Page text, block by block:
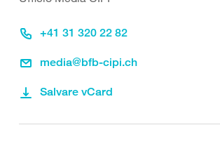
+41 31 320 22 82
media@bfb-cipi.ch
Salvare vCard